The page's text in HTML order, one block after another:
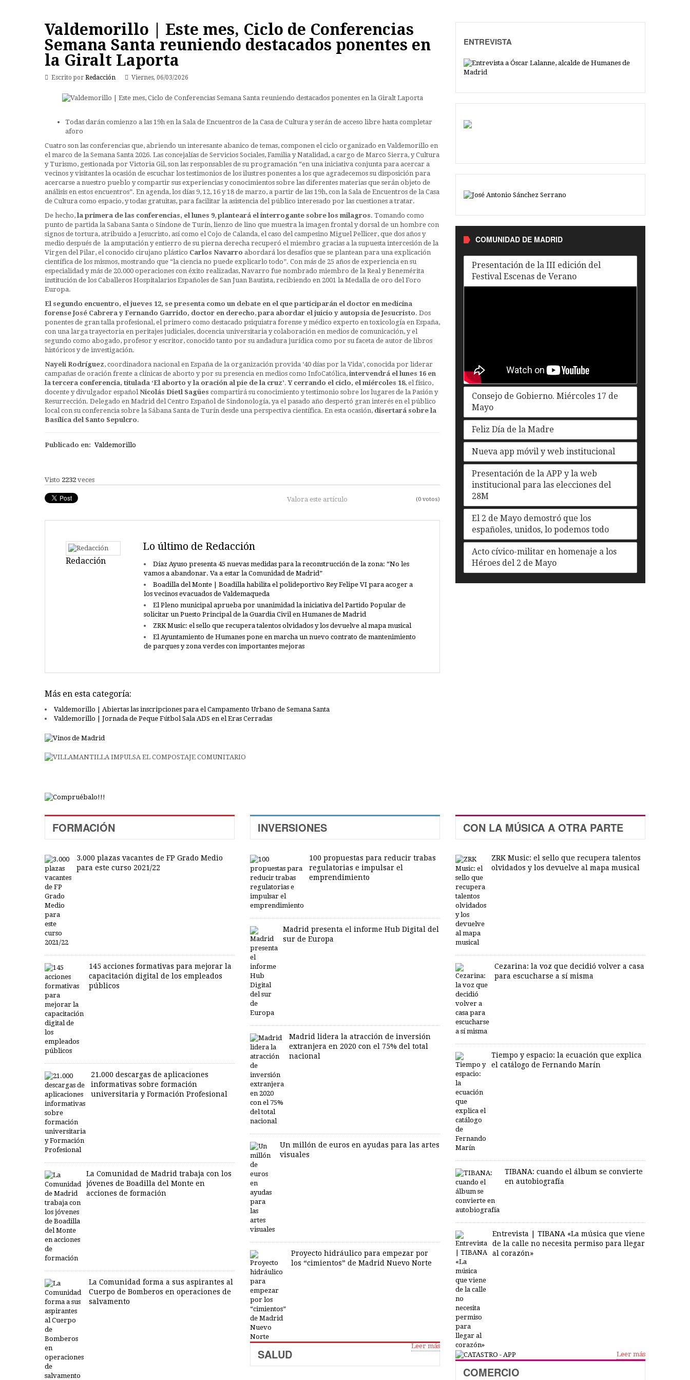
Valdemorillo | Este mes, Ciclo de Conferencias
Semana Santa reuniendo destacados ponentes en
la Giralt Laporta
Escrito por Redacción Viernes, 06/03/2026
Todas darán comienzo a las 19h en la Sala de Encuentros de la Casa de Cultura y serán de acceso libre hasta completar
aforo
Cuatro son las conferencias que, abriendo un interesante abanico de temas, componen el ciclo organizado en Valdemorillo en
el marco de la Semana Santa 2026. Las concejalías de Servicios Sociales, Familia y Natalidad, a cargo de Marco Sierra, y Cultura
y Turismo, gestionada por Victoria Gil, son las responsables de su programación “en una iniciativa conjunta para acercar a
vecinos y visitantes la ocasión de escuchar los testimonios de los ilustres ponentes a los que agradecemos su disposición para
acercarse a nuestro pueblo y compartir sus experiencias y conocimientos sobre las diferentes materias que serán objeto de
análisis en estos encuentros”. En agenda, los días 9, 12, 16 y 18 de marzo, a partir de las 19h, con la Sala de Encuentros de la Casa
de Cultura como espacio, y todas gratuitas, para facilitar la asistencia del público interesado por las cuestiones a tratar.
De hecho, la primera de las conferencias, el lunes 9, planteará el interrogante sobre los milagros. Tomando como
punto de partida la Sabana Santa o Síndone de Turín, lienzo de lino que muestra la imagen frontal y dorsal de un hombre con
signos de tortura, atribuido a Jesucristo, así como el Cojo de Calanda, el caso del campesino Miguel Pellicer, que dos años y
medio después de la amputación y entierro de su pierna derecha recuperó el miembro gracias a la supuesta intercesión de la
Virgen del Pilar, el conocido cirujano plástico Carlos Navarro abordará los desafíos que se plantean para una explicación
científica de los mismos, mostrando que “la ciencia no puede explicarlo todo”. Con más de 25 años de experiencia en su
especialidad y más de 20.000 operaciones con éxito realizadas, Navarro fue nombrado miembro de la Real y Benemérita
institución de los Caballeros Hospitalarios Españoles de San Juan Bautista, recibiendo en 2001 la Medalla de oro del Foro
Europa.
El segundo encuentro, el jueves 12, se presenta como un debate en el que participarán el doctor en medicina
forense José Cabrera y Fernando Garrido, doctor en derecho, para abordar el juicio y autopsia de Jesucristo. Dos
ponentes de gran talla profesional, el primero como destacado psiquiatra forense y médico experto en toxicología en España,
con una larga trayectoria en peritajes judiciales, docencia universitaria y colaboración en medios de comunicación, y el
segundo como abogado, profesor y escritor, conocido tanto por su andadura jurídica como por su faceta de autor de libros
históricos y de investigación.
Nayeli Rodríguez, coordinadora nacional en España de la organización provida ‘40 días por la Vida’, conocida por liderar
campañas de oración frente a clínicas de aborto y por su presencia en medios como InfoCatólica, intervendrá el lunes 16 en
la tercera conferencia, titulada ‘El aborto y la oración al pie de la cruz’.Y cerrando el ciclo, el miércoles 18, el físico,
docente y divulgador español Nicolás Dietl Sagües compartirá su conocimiento y testimonio sobre los lugares de la Pasión y
Resurrección. Delegado en Madrid del Centro Español de Sindonología, ya el pasado año despertó gran interés en el público
local con su conferencia sobre la Sábana Santa de Turín desde una perspectiva científica. En esta ocasión, disertará sobre la
Basílica del Santo Sepulcro.
Publicado en: Valdemorillo
Visto 2232 veces
Valora este artículo (0 votos)
Redacción
Lo último de Redacción
Díaz Ayuso presenta 45 nuevas medidas para la reconstrucción de la zona: “No les
vamos a abandonar. Va a estar la Comunidad de Madrid”
Boadilla del Monte | Boadilla habilita el polideportivo Rey Felipe VI para acoger a
los vecinos evacuados de Valdemaqueda
El Pleno municipal aprueba por unanimidad la iniciativa del Partido Popular de
solicitar un Puesto Principal de la Guardia Civil en Humanes de Madrid
ZRK Music: el sello que recupera talentos olvidados y los devuelve al mapa musical
El Ayuntamiento de Humanes pone en marcha un nuevo contrato de mantenimiento
de parques y zona verdes con importantes mejoras
Más en esta categoría:
Valdemorillo | Abiertas las inscripciones para el Campamento Urbano de Semana Santa
Valdemorillo | Jornada de Peque Fútbol Sala ADS en el Eras Cerradas
ENTREVISTA
COMUNIDAD DE MADRID
Presentación de la III edición del
Festival Escenas de Verano
Consejo de Gobierno. Miércoles 17 de
Mayo
Feliz Día de la Madre
Nueva app móvil y web institucional
Presentación de la APP y la web
institucional para las elecciones del
28M
El 2 de Mayo demostró que los
españoles, unidos, lo podemos todo
Acto cívico-militar en homenaje a los
Héroes del 2 de Mayo
FORMACIÓN
3.000 plazas vacantes de FP Grado Medio
para este curso 2021/22
145 acciones formativas para mejorar la
capacitación digital de los empleados
públicos
21.000 descargas de aplicaciones
informativas sobre formación
universitaria y Formación Profesional
La Comunidad de Madrid trabaja con los
jóvenes de Boadilla del Monte en
acciones de formación
La Comunidad forma a sus aspirantes al
Cuerpo de Bomberos en operaciones de
salvamento
INVERSIONES
100 propuestas para reducir trabas
regulatorias e impulsar el
emprendimiento
Madrid presenta el informe Hub Digital del
sur de Europa
Madrid lidera la atracción de inversión
extranjera en 2020 con el 75% del total
nacional
Un millón de euros en ayudas para las artes
visuales
Proyecto hidráulico para empezar por
los “cimientos” de Madrid Nuevo Norte
Leer más
SALUD
CON LA MÚSICA A OTRA PARTE
ZRK Music: el sello que recupera talentos
olvidados y los devuelve al mapa musical
Cezarina: la voz que decidió volver a casa
para escucharse a sí misma
Tiempo y espacio: la ecuación que explica
el catálogo de Fernando Marín
TIBANA: cuando el álbum se convierte
en autobiografía
Entrevista | TIBANA «La música que viene
de la calle no necesita permiso para llegar
al corazón»
Leer más
COMERCIO